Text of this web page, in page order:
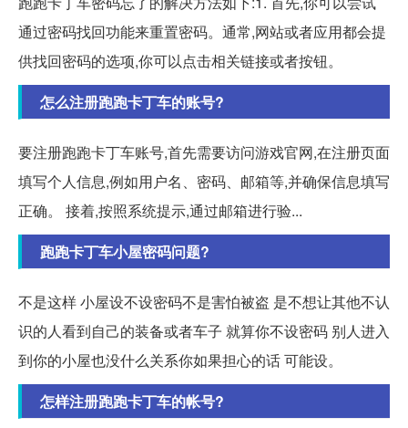
通过密码找回功能来重置密码。通常,网站或者应用都会提
供找回密码的选项,你可以点击相关链接或者按钮。
怎么注册跑跑卡丁车的账号?
要注册跑跑卡丁车账号,首先需要访问游戏官网,在注册页面
填写个人信息,例如用户名、密码、邮箱等,并确保信息填写
正确。 接着,按照系统提示,通过邮箱进行验...
跑跑卡丁车小屋密码问题?
不是这样 小屋设不设密码不是害怕被盗 是不想让其他不认
识的人看到自己的装备或者车子 就算你不设密码 别人进入
到你的小屋也没什么关系你如果担心的话 可能设。
怎样注册跑跑卡丁车的帐号?